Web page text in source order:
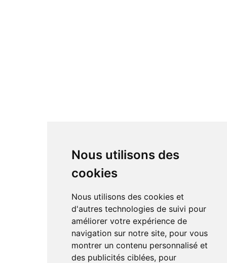
Nous utilisons des
cookies
Nous utilisons des cookies et
d'autres technologies de suivi pour
améliorer votre expérience de
navigation sur notre site, pour vous
montrer un contenu personnalisé et
des publicités ciblées, pour